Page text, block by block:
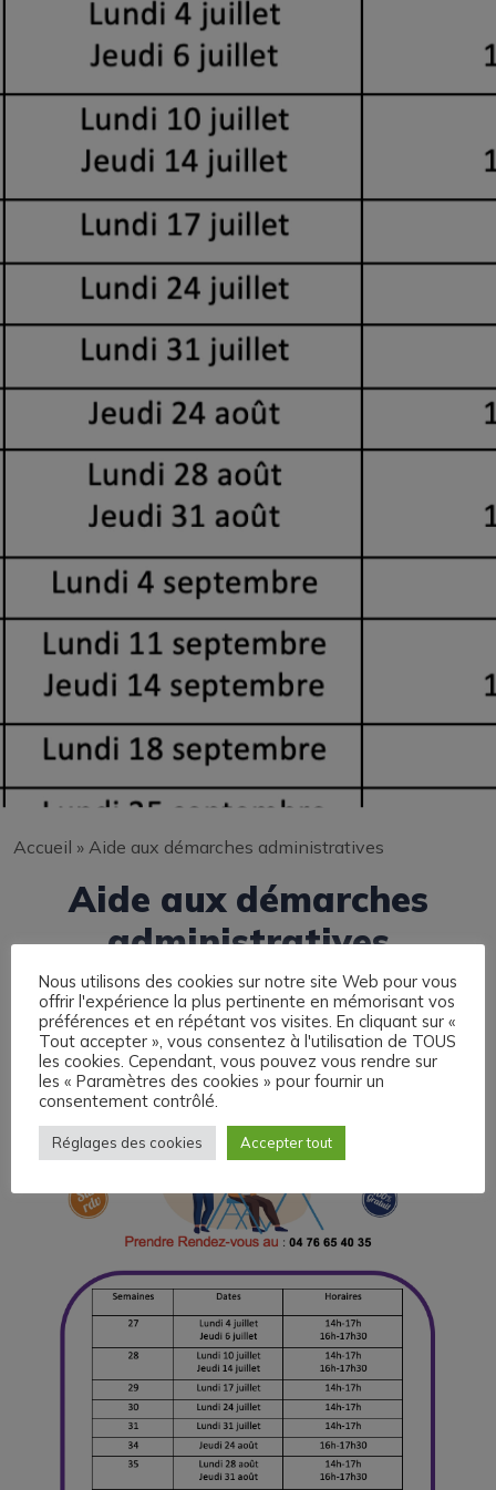
Accueil » Aide aux démarches administratives
Aide aux démarches
administratives
Nous utilisons des cookies sur notre site Web pour vous
offrir l'expérience la plus pertinente en mémorisant vos
préférences et en répétant vos visites. En cliquant sur «
Tout accepter », vous consentez à l'utilisation de TOUS
les cookies. Cependant, vous pouvez vous rendre sur
les « Paramètres des cookies » pour fournir un
consentement contrôlé.
Réglages des cookies Accepter tout